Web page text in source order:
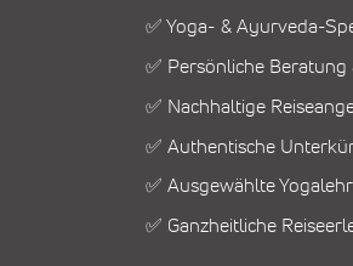
✅ Yoga- & Ayurveda-
✅ Persönliche
✅ Nachhaltige
✅ Authentische
✅ Ausgewählte
✅ Ganzheitliche